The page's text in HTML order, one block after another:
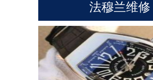
法穆兰维修